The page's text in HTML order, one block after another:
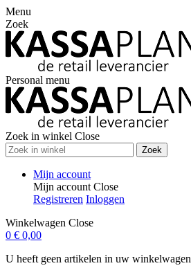
Menu
Zoek
Personal menu
Zoek in winkel Close
Zoek
Mijn account
Mijn account Close
Registreren Inloggen
Winkelwagen Close
0 € 0,00
U heeft geen artikelen in uw winkelwagen